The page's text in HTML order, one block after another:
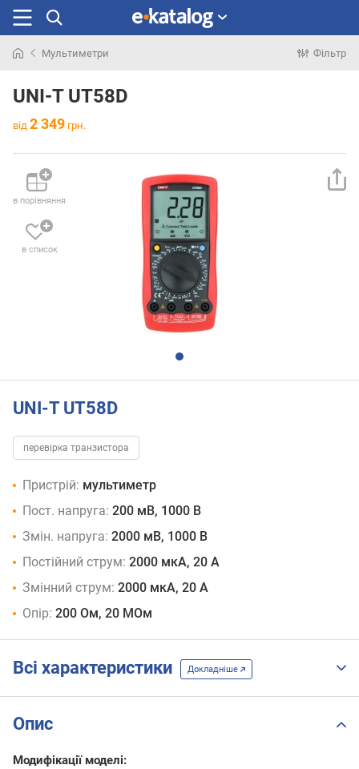
раніше
Мультиметри Фільтр
UNI-T UT58D
від 2 349 грн.
в порівняння
в список
UNI-T UT58D
перевірка транзистора
Пристрій: мультиметр
Пост. напруга: 200 мВ, 1000 В
Змін. напруга: 2000 мВ, 1000 В
Постійний струм: 2000 мкА, 20 А
Змінний струм: 2000 мкА, 20 А
Опір: 200 Ом, 20 МОм
Всі характеристики Докладніше
Опис
Модифікації моделі: